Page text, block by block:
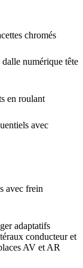
chromés
numérique tête
en roulant
avec
avec frein
adaptatifs
conducteur et
AV et AR